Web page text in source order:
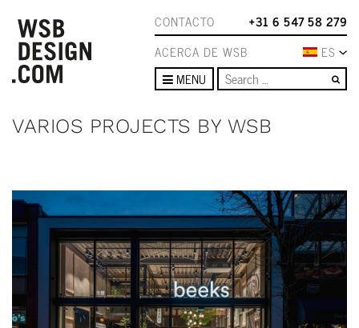
CONTACTO
+31 6 547 58 279
ACERCA DE WSB
ES
MENU
VARIOS PROJECTS BY WSB